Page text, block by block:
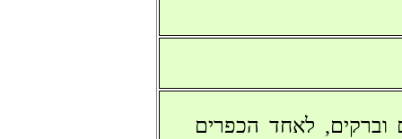
וברקים, לאחד הכפרים